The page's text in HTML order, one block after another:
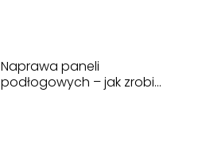
Naprawa paneli
podłogowych – jak zrobić